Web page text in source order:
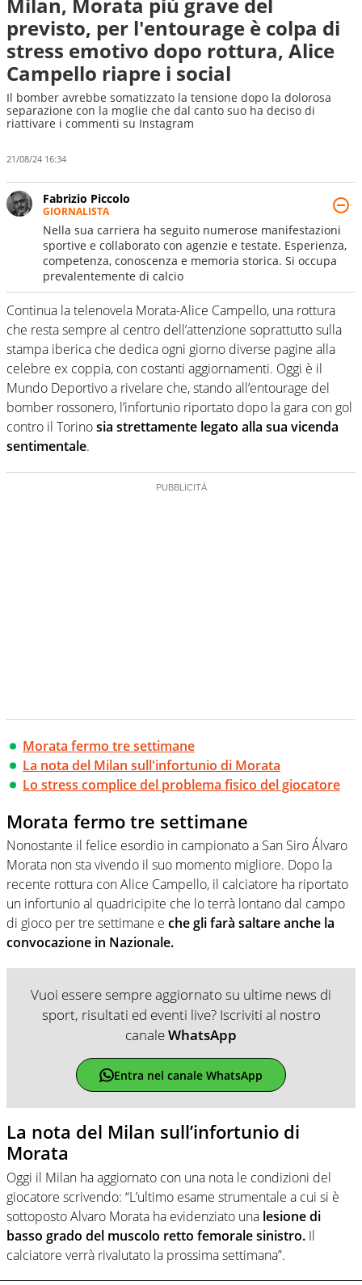
previsto, per l'entourage è colpa di
stress emotivo dopo rottura, Alice
Campello riapre i social
Il bomber avrebbe somatizzato la tensione dopo la dolorosa
separazione con la moglie che dal canto suo ha deciso di
riattivare i commenti su Instagram
21/08/24 16:34
Fabrizio Piccolo
GIORNALISTA
Nella sua carriera ha seguito numerose manifestazioni
sportive e collaborato con agenzie e testate. Esperienza,
competenza, conoscenza e memoria storica. Si occupa
prevalentemente di calcio
Continua la telenovela Morata-Alice Campello, una rottura
che resta sempre al centro dell’attenzione soprattutto sulla
stampa iberica che dedica ogni giorno diverse pagine alla
celebre ex coppia, con costanti aggiornamenti. Oggi è il
Mundo Deportivo a rivelare che, stando all’entourage del
bomber rossonero, l’infortunio riportato dopo la gara con gol
contro il Torinosia strettamente legato alla sua vicenda
sentimentale.
Morata fermo tre settimane
La nota del Milan sull'infortunio di Morata
Lo stress complice del problema fisico del giocatore
Morata fermo tre settimane
Nonostante il felice esordio in campionato a San Siro Álvaro
Morata non sta vivendo il suo momento migliore. Dopo la
recente rottura con Alice Campello, il calciatore ha riportato
un infortunio al quadricipite che lo terrà lontano dal campo
di gioco per tre settimane e che gli farà saltare anche la
convocazione in Nazionale.
Vuoi essere sempre aggiornato su ultime news di
sport, risultati ed eventi live? Iscriviti al nostro
canaleWhatsApp
Entra nel canale WhatsApp
La nota del Milan sull’infortunio di
Morata
Oggi il Milan ha aggiornato con una nota le condizioni del
giocatore scrivendo: “L’ultimo esame strumentale a cui si è
sottoposto Alvaro Morata ha evidenziato una lesione di
basso grado del muscolo retto femorale sinistro. Il
calciatore verrà rivalutato la prossima settimana”.